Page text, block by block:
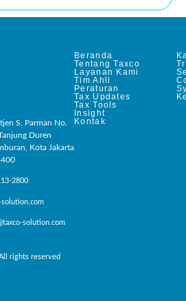
S. Parman No.
Duren
Kota Jakarta
2800
solution.com
rights reserved
Beranda
Tentang Taxco
Layanan Kami
Tim Ahli
Peraturan
Tax Updates
Tax Tools
Insight
Kontak